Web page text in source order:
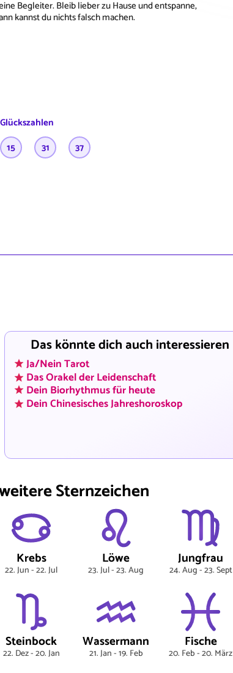
Begleiter. Bleib lieber zu Hause und entspanne,
kannst du nichts falsch machen.
15 31 37
Das könnte dich auch interessieren
Ja/Nein Tarot
Das Orakel der Leidenschaft
Dein Biorhythmus für heute
Dein Chinesisches Jahreshoroskop
Sternzeichen
Krebs
22. Jun - 22. Jul
Löwe
23. Jul - 23. Aug
Jungfrau
24. Aug - 23. Sept
Steinbock
22. Dez - 20. Jan
Wassermann
21. Jan - 19. Feb
Fische
20. Feb - 20. März